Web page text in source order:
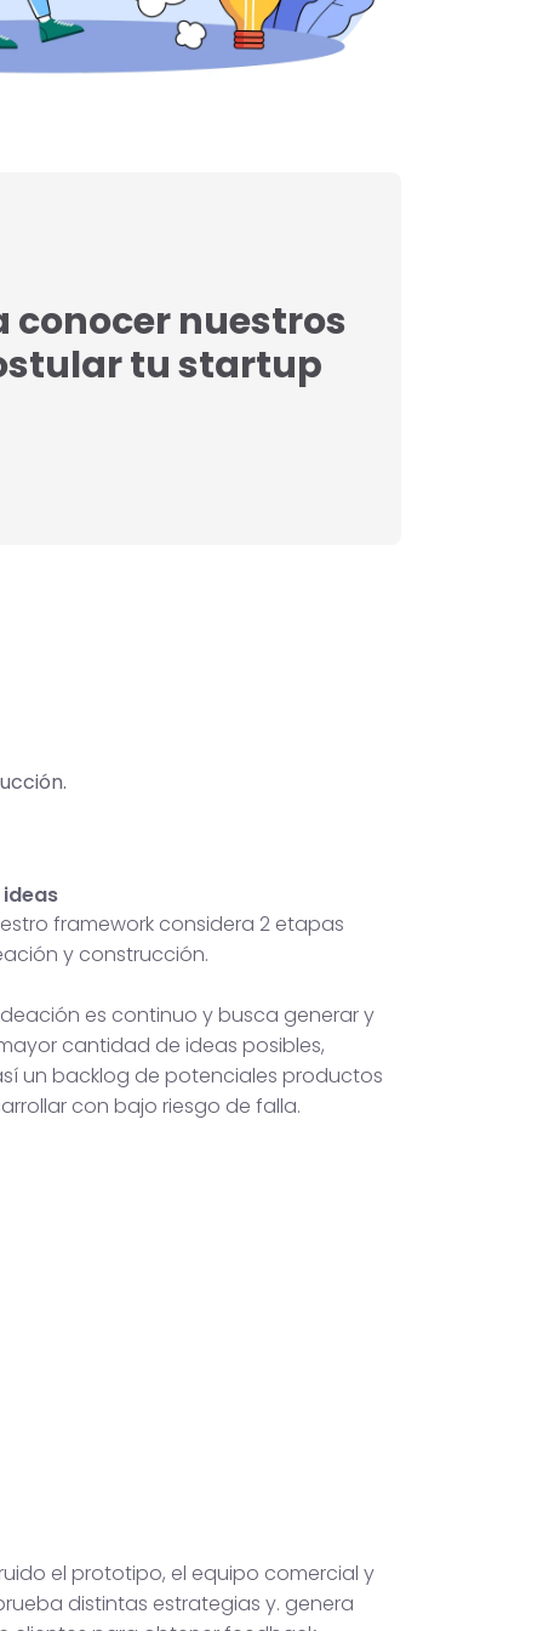
conocer nuestros
tu startup
framework considera 2 etapas
y construcción.
es continuo y busca generar y
cantidad de ideas posibles,
un backlog de potenciales productos
con bajo riesgo de falla.
el prototipo, el equipo comercial y
distintas estrategias y. genera